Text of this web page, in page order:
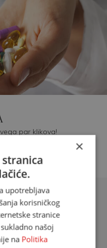
par klikova!
×
upotrebljava
korisničkog
stranice
našoj
na Politika